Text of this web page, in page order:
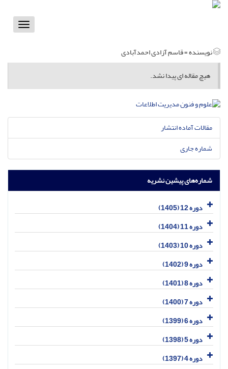
Toggle
نویسنده =قاسم آزادی احمدآبادی
هیچ مقاله ای پیدا نشد.
مقالات آماده انتشار
شماره جاری
شماره‌های پیشین نشریه
دوره 12 (1405)
دوره 11 (1404)
دوره 10 (1403)
دوره 9 (1402)
دوره 8 (1401)
دوره 7 (1400)
دوره 6 (1399)
دوره 5 (1398)
دوره 4 (1397)